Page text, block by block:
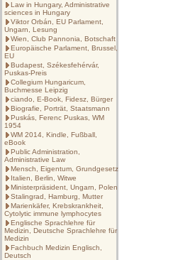
Law in Hungary, Administrative
sciences in Hungary
Viktor Orbán, EU Parlament,
Ungarn, Lesung
Wien, Club Pannonia, Botschaft
Europäische Parlament, Brussel,
EU
Budapest, Székesfehérvár,
Puskas-Preis
Collegium Hungaricum,
Buchmesse Leipzig
ciando, E-Book, Fidesz, Bürger
Biografie, Porträt, Staatsmann
Puskás, Ferenc Puskas, WM
1954
WM 2014, Kindle, Fußball,
eBook
Public Administration,
Administrative Law
Mensch, Eigentum, Grundgesetz
Italien, Berlin, Witwe
Ministerpräsident, Ungarn, Polen
Stalingrad, Hamburg, Mutter
Marienkäfer, Krebskrankheit,
Cytolytic immune lymphocytes
Englische Sprachlehre für
Medizin, Deutsche Sprachlehre für
Medizin
Fachbuch Medizin Englisch,
Deutsch